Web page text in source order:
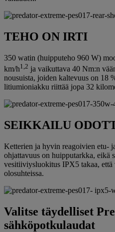
TEHO ON IRTI
350 watin (huipputeho 960 W)
km/h1,2 ja vaikuttava 40 Nm:n
nousuista, joiden kaltevuus on 18
litiumioniakku riittää jopa 32
SEIKKAILU
Ketterien ja hyvin reagoivien etu-
ohjattavuus on huipputarkka, eikä
vesitiiviysluokitus IPX5 takaa,
olosuhteissa.
Valitse täydelliset
sähköpotkulaudat